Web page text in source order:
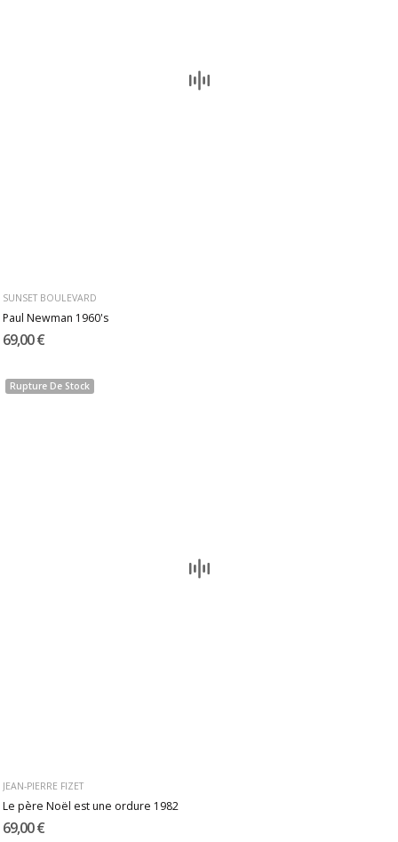
SUNSET BOULEVARD
Paul Newman 1960's
69,00 €
Rupture De Stock
JEAN-PIERRE FIZET
Le père Noël est une ordure 1982
69,00 €